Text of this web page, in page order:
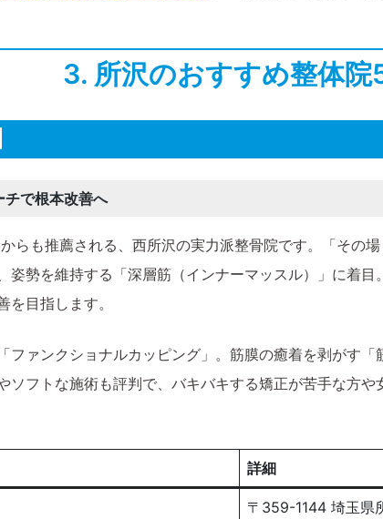
3. 所沢のおすすめ整体院
チで根本改善へ
らも推薦される、西所沢の実力派整骨院です。「その
姿勢を維持する「深層筋（インナーマッスル）」に着
目指します。
ファンクショナルカッピング」。筋膜の癒着を剥がす
ソフトな施術も評判で、バキバキする矯正が苦手な方
詳細
〒359-1144 埼玉県